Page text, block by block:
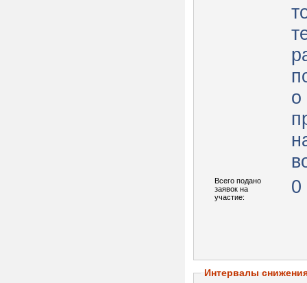
о
Всего подано
заявок на
участие:
0
Интервалы